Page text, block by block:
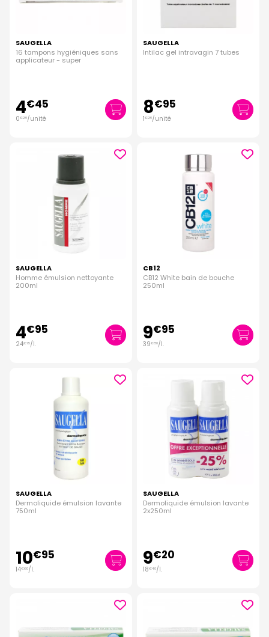
SAUGELLA
16 tampons hygiéniques sans
applicateur - super
4€45
0€28/unité
SAUGELLA
Intilac gel intravagin 7 tubes
8€95
1€28/unité
SAUGELLA
Homme émulsion nettoyante
200ml
4€95
24€75/l.
CB12
CB12 White bain de bouche
250ml
9€95
39€80/l.
SAUGELLA
Dermoliquide émulsion lavante
750ml
10€95
14€60/l.
SAUGELLA
Dermoliquide émulsion lavante
2x250ml
9€20
18€40/l.